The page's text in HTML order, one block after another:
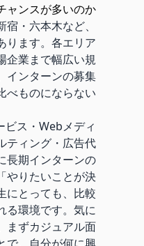
ャンスが多いのか
・六本木など、
ります。各エリア
企業まで幅広い規
インターンの募集
べものにならない
ビス・Webメディ
ティング・広告代
長期インターンの
やりたいことが決
にとっても、比較
る環境です。気に
まずカジュアル面